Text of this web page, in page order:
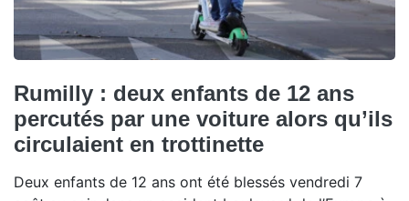
Rumilly : deux enfants de 12 ans
percutés par une voiture alors qu’ils
circulaient en trottinette
Deux enfants de 12 ans ont été blessés vendredi 7